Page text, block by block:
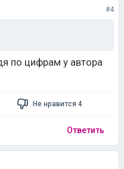
#4
по цифрам у автора
Не нравится 4
Ответить